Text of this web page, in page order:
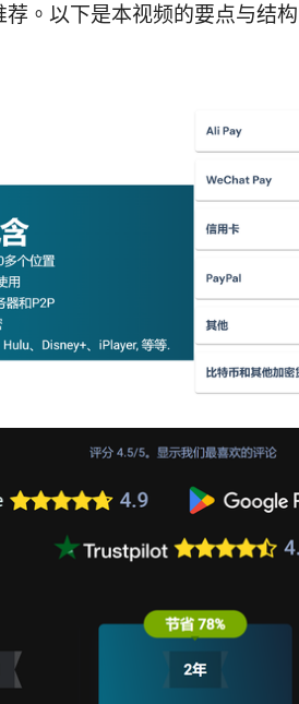
。以下是本视频的要点与结